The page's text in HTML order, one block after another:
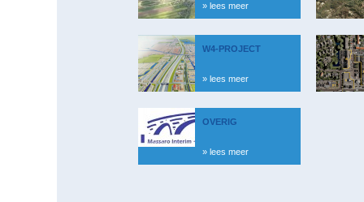
» lees meer
W4-PROJECT
» lees meer
OVERIG
» lees meer